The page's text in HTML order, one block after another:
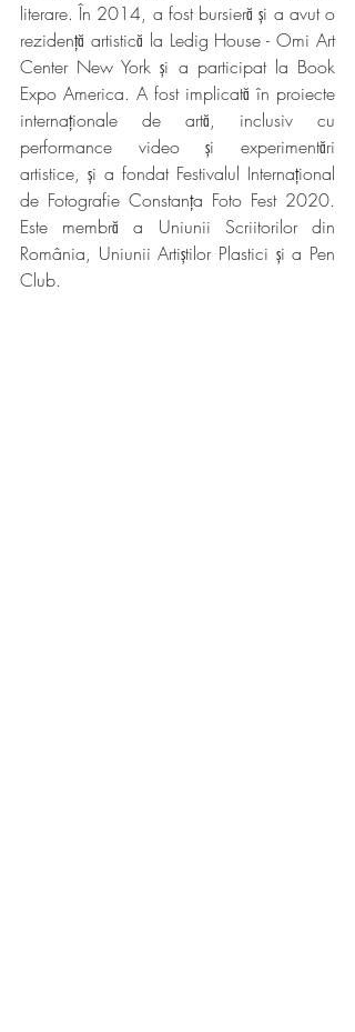
literare. În 2014, a fost bursieră și a avut o
rezidență artistică la Ledig House - Omi Art
Center New York și a participat la Book
Expo America. A fost implicată în proiecte
internaționale de artă, inclusiv cu
performance video și experimentări
artistice, și a fondat Festivalul Internațional
de Fotografie Constanța Foto Fest 2020.
Este membră a Uniunii Scriitorilor din
România, Uniunii Artiștilor Plastici și a Pen
Club.